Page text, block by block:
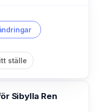
ställe
Sibylla Ren